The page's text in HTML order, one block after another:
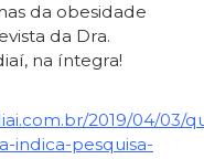
da obesidade
da Dra.
na íntegra!
2019/04/03/
indica-pesquisa-